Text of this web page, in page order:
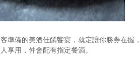
準備的美酒佳餚饗宴，就定讓你勝券在握，
享用，仲會配有指定餐酒。